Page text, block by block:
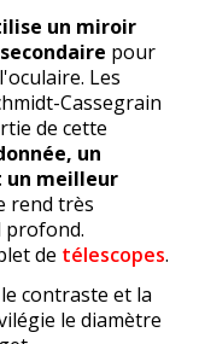
un miroir
pour
Les
Cassegrain
de cette
un
meilleur
rend très
profond.
de télescopes.
contraste et la
le diamètre